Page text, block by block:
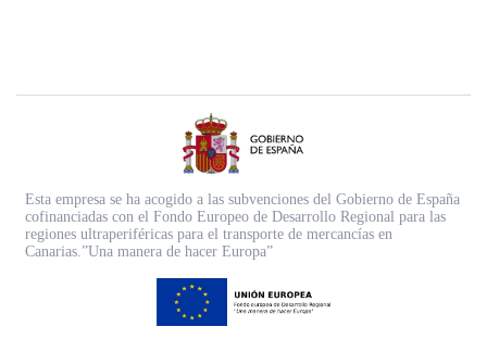
Esta empresa se ha acogido a las subvenciones del Gobierno de España
cofinanciadas con el Fondo Europeo de Desarrollo Regional para las
regiones ultraperiféricas para el transporte de mercancías en
Canarias.”Una manera de hacer Europa”